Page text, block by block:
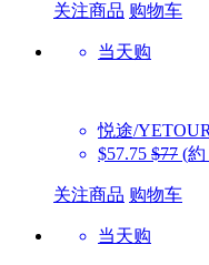
关注商品 购物车
当天购
悦途/YETOUR
$57.75 $77 (約
关注商品 购物车
当天购